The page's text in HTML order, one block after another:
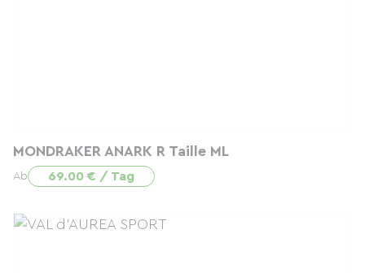
MONDRAKER ANARK R Taille ML
Ab 69.00 € / Tag